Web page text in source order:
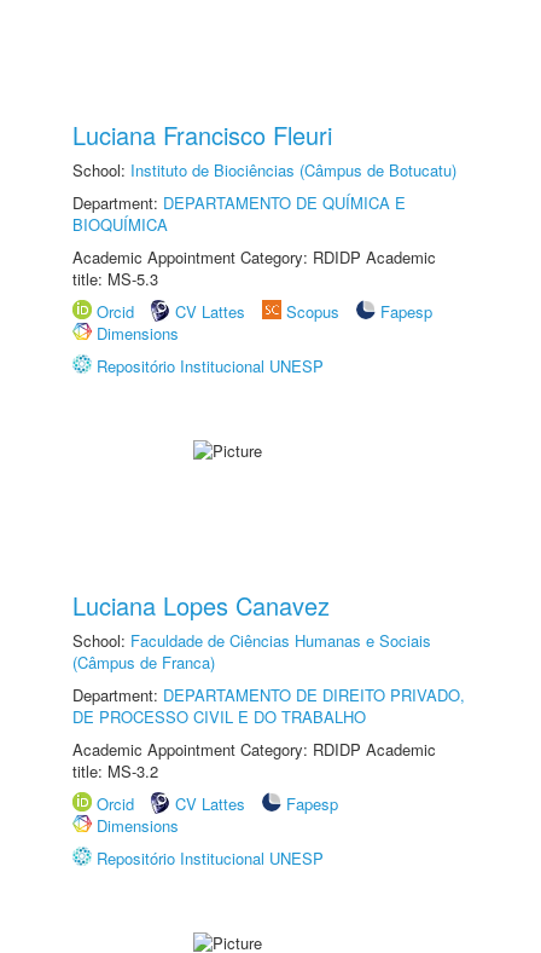
Luciana Francisco Fleuri
School: Instituto de Biociências (Câmpus de Botucatu)
Department: DEPARTAMENTO DE QUÍMICA E
BIOQUÍMICA
Academic Appointment Category: RDIDP Academic
title: MS-5.3
Orcid
CV Lattes Scopus
Fapesp
Dimensions
Repositório Institucional UNESP
Luciana Lopes Canavez
School: Faculdade de Ciências Humanas e Sociais
(Câmpus de Franca)
Department: DEPARTAMENTO DE DIREITO PRIVADO,
DE PROCESSO CIVIL E DO TRABALHO
Academic Appointment Category: RDIDP Academic
title: MS-3.2
Orcid
CV Lattes
Fapesp
Dimensions
Repositório Institucional UNESP